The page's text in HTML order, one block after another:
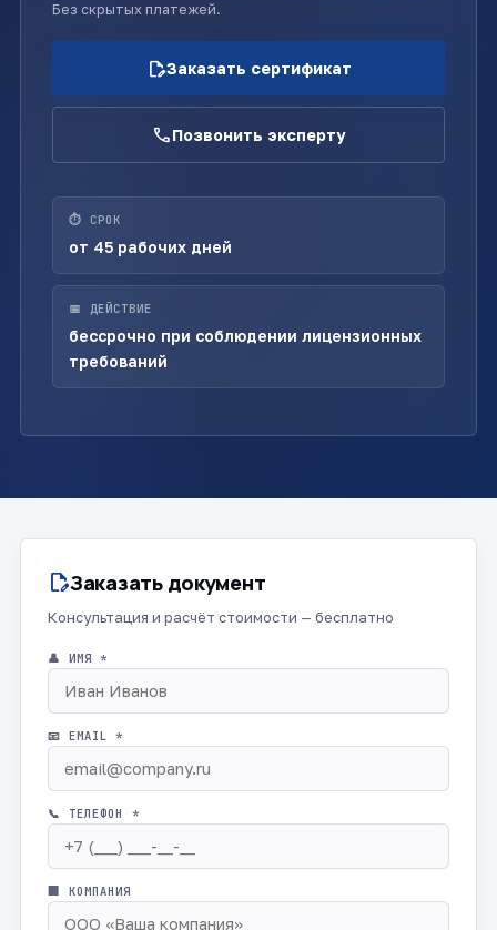
Без скрытых платежей.
edit_documentЗаказать сертификат
callПозвонить эксперту
⏱ СРОК
от 45 рабочих дней
📅 ДЕЙСТВИЕ
бессрочно при соблюдении лицензионных
требований
edit_documentЗаказать документ
Консультация и расчёт стоимости — бесплатно
👤 ИМЯ *
📧 EMAIL *
📞 ТЕЛЕФОН *
🏢 КОМПАНИЯ